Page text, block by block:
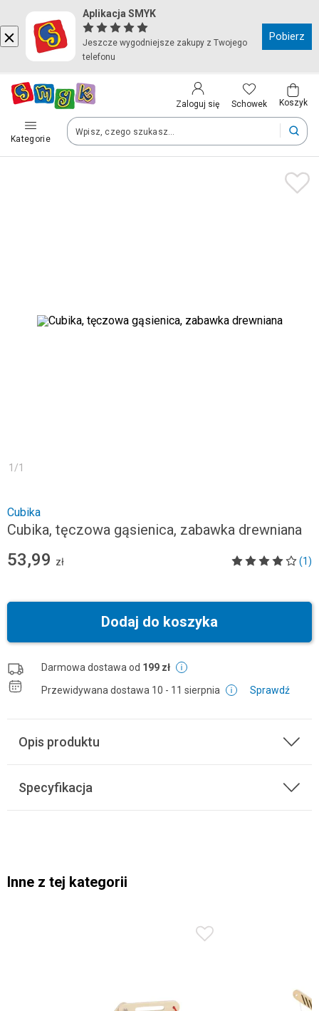
Aplikacja SMYK
Jeszcze wygodniejsze zakupy z Twojego
telefonu
Pobierz
Zaloguj się Schowek Koszyk
Kategorie
Kraj i język
Polska (Poland)
Twoje zamówienia dostarczymy na teren wybranego kraju.
Zapisz
1 /1
Cubika
Cubika, tęczowa gąsienica, zabawka drewniana
53,99 zł (1)
Dodaj do koszyka
Darmowa dostawa od 199 zł
Przewidywana dostawa 10 - 11 sierpnia Sprawdź
Opis produktu
Specyfikacja
Inne z tej kategorii